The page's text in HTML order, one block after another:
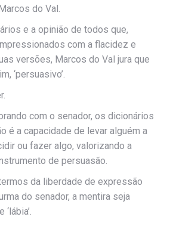
do Val.
e a opinião de todos que,
com a flacidez e
versões, Marcos do Val jura que
‘persuasivo’.
com o senador, os dicionários
é a capacidade de levar alguém a
ou fazer algo, valorizando a
de persuasão.
da liberdade de expressão
do senador, a mentira seja